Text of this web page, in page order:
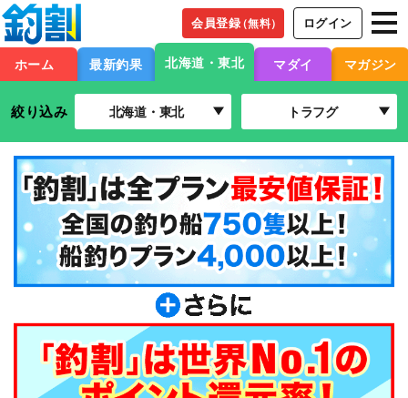
会員登録（無料） ログイン
ホーム 最新釣果 北海道・東北 マダイ マガジン
絞り込み 北海道・東北 トラフグ